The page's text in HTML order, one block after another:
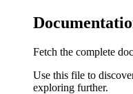
Fetch the complete
Use this file to
exploring further.